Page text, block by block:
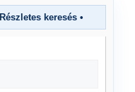
Részletes keresés •